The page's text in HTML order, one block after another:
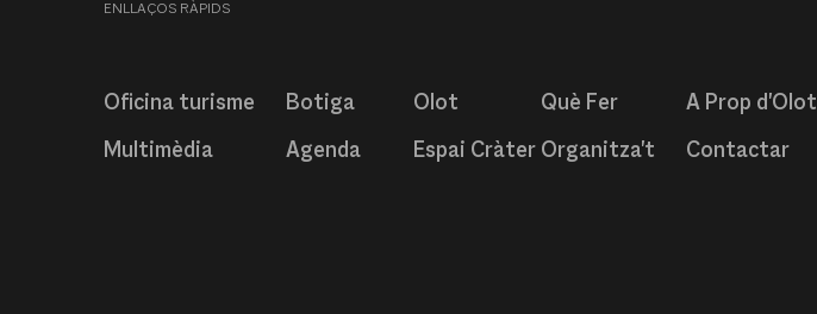
ENLLAÇOS RÀPIDS
Oficina turisme
Multimèdia
Botiga
Agenda
Olot
Espai Cràter
Què Fer
Organitza't
A Prop d'Olot
Contactar